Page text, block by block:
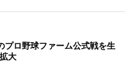
プロ野球ファーム公式戦を生
大